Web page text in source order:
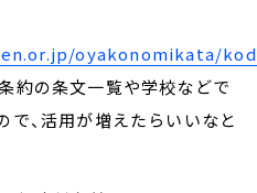
oyakonomikata/
約の条文一覧や学校などで
、活用が増えたらいいなと